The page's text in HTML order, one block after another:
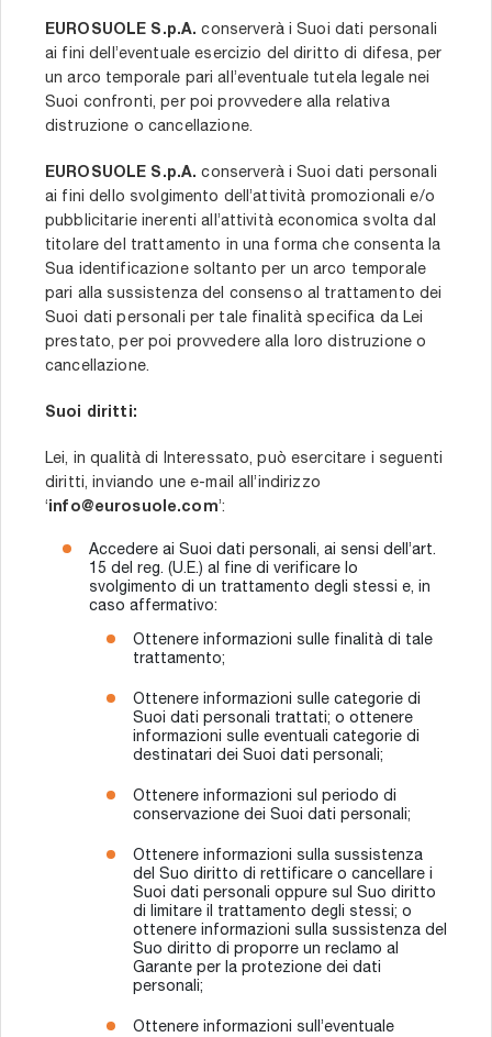
EUROSUOLE S.p.A. conserverà i Suoi dati personali
ai fini dell’eventuale esercizio del diritto di difesa, per
un arco temporale pari all’eventuale tutela legale nei
Suoi confronti, per poi provvedere alla relativa
distruzione o cancellazione.
EUROSUOLE S.p.A. conserverà i Suoi dati personali
ai fini dello svolgimento dell’attività promozionali e/o
pubblicitarie inerenti all’attività economica svolta dal
titolare del trattamento in una forma che consenta la
Sua identificazione soltanto per un arco temporale
pari alla sussistenza del consenso al trattamento dei
Suoi dati personali per tale finalità specifica da Lei
prestato, per poi provvedere alla loro distruzione o
cancellazione.
Suoi diritti:
Lei, in qualità di Interessato, può esercitare i seguenti
diritti, inviando une e-mail all’indirizzo
‘info@eurosuole.com’:
Accedere ai Suoi dati personali, ai sensi dell’art.
15 del reg. (U.E.) al fine di verificare lo
svolgimento di un trattamento degli stessi e, in
caso affermativo:
Ottenere informazioni sulle finalità di tale
trattamento;
Ottenere informazioni sulle categorie di
Suoi dati personali trattati; o ottenere
informazioni sulle eventuali categorie di
destinatari dei Suoi dati personali;
Ottenere informazioni sul periodo di
conservazione dei Suoi dati personali;
Ottenere informazioni sulla sussistenza
del Suo diritto di rettificare o cancellare i
Suoi dati personali oppure sul Suo diritto
di limitare il trattamento degli stessi; o
ottenere informazioni sulla sussistenza del
Suo diritto di proporre un reclamo al
Garante per la protezione dei dati
personali;
Ottenere informazioni sull’eventuale